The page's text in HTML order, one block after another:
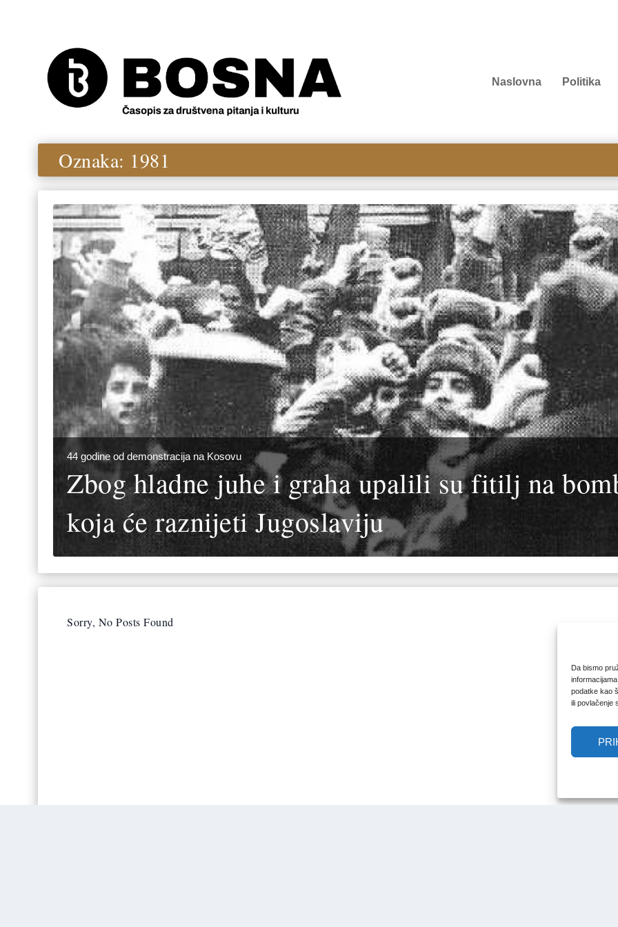
Da bismo
podatke kao
ili povlačenje
Naslovna Politika
Oznaka: 1981
44 godine od demonstracija na Kosovu
Zbog hladne juhe i graha upalili su fitilj na
koja će raznijeti Jugoslaviju
Sorry, No Posts Found